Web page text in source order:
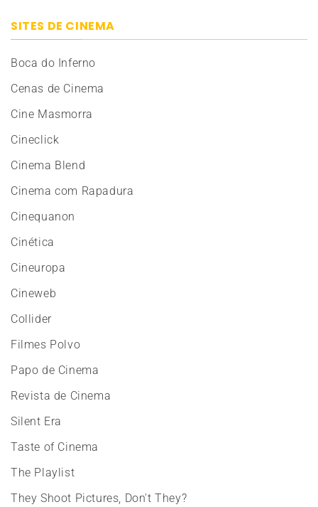
SITES DE CINEMA
Boca do Inferno
Cenas de Cinema
Cine Masmorra
Cineclick
Cinema Blend
Cinema com Rapadura
Cinequanon
Cinética
Cineuropa
Cineweb
Collider
Filmes Polvo
Papo de Cinema
Revista de Cinema
Silent Era
Taste of Cinema
The Playlist
They Shoot Pictures, Don't They?